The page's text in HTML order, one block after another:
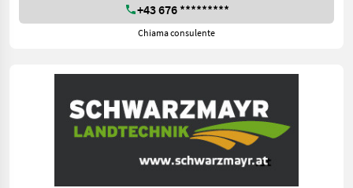
+43 676 *********
Chiama consulente